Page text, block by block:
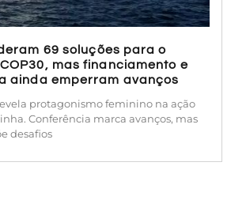
69 soluções para o
mas financiamento e
ainda emperram avanços
protagonismo feminino na ação
Conferência marca avanços, mas
desafios